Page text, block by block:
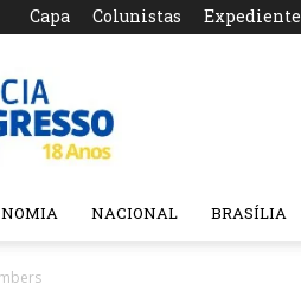
Capa Colunistas Expediente
NACIONAL BRASÍLIA